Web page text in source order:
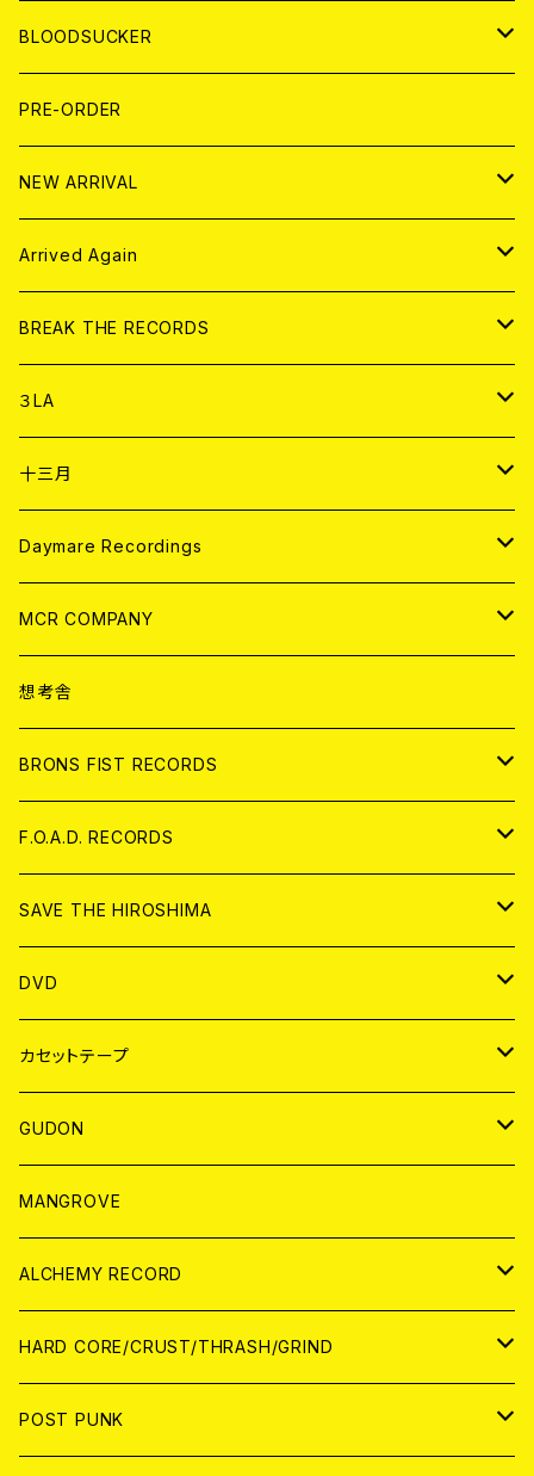
LP
7EP
LP
T-shirt
HOOD
WORLD
T-shirt
HOOD
MAGAZINE
BOLLOCKS
EL ZINE
写真集 (PHOTOBOOK)
BLOODSUCKER
CD
アナログ
アパレル
書籍
DIGITAL CONTENTS
PRE-ORDER
NEW ARRIVAL
CD
アナログ
Arrived Again
CD
アナログ
BREAK THE RECORDS
CD
ANALOG
アパレル
３LA
CD
ANALOG
十三月
CD
ANALOG
Daymare Recordings
CD
ANALOG
MCR COMPANY
CD
アパレル
ANALOG
想考舎
BRONS FIST RECORDS
CD
ANALOG
F.O.A.D. RECORDS
CD
ANALOG
SAVE THE HIROSHIMA
アパレル
BADGE
DVD
JAPAN
WORLD
カセットテープ
JAPAN
WORLD
GUDON
アパレル
PATCH
アナログ
DIGITAL CONTENTS
MANGROVE
ALCHEMY RECORD
CD
ANALOG
HARD CORE/CRUST/THRASH/GRIND
JAPAN
POST PUNK